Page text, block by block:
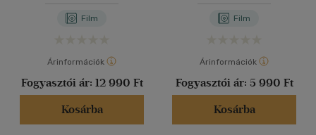
Film
Árinformációk
Fogyasztói ár: 12 990 Ft
Kosárba
Film
Árinformációk
Fogyasztói ár: 5 990 Ft
Kosárba